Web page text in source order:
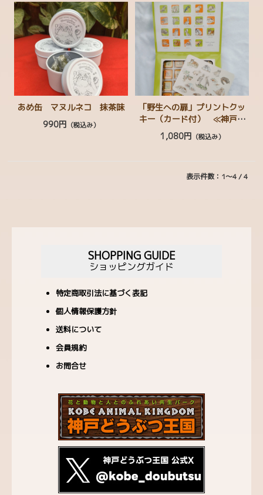
ぬいぐるみ
マスコット・ストラップ
生活雑貨
ステーショナリー
シール・ステッカー
ボールペン・えんぴつ
靴下 ソックス
キーホルダー・小物類
マグネット・缶バッジ
クリアファイル
Green（植物）
あめ缶 マヌルネコ 抹茶味
990円 （税込み）
「野生への扉」プリントクッ
キー（カード付） ≪神戸ど
うぶつ王国 × minaco sakamo
to≫
1,080円 （税込み）
表示件数：1～4 / 4
SHOPPING GUIDE
ショッピングガイド
特定商取引法に基づく表記
個人情報保護方針
送料について
会員規約
お問合せ